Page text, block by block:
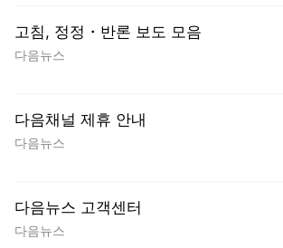
고침, 정정・반론 보도 모음
다음뉴스
다음채널 제휴 안내
다음뉴스
다음뉴스 고객센터
다음뉴스